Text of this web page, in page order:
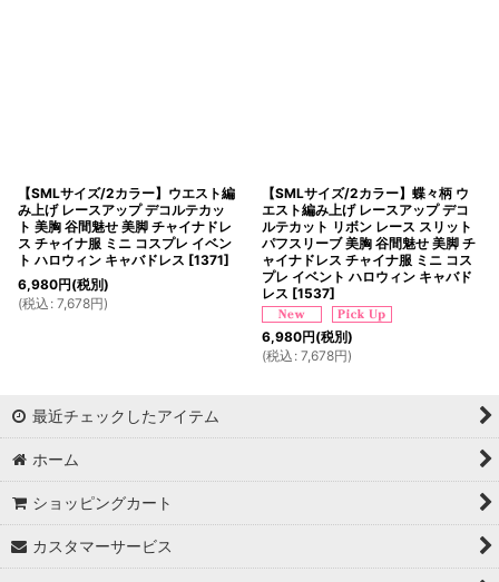
【SMLサイズ/2カラー】ウエスト編
み上げ レースアップ デコルテカッ
ト 美胸 谷間魅せ 美脚 チャイナドレ
ス チャイナ服 ミニ コスプレ イベン
ト ハロウィン キャバドレス [1371]
6,980円(税別)
(税込 : 7,678円)
【SMLサイズ/2カラー】蝶々柄 ウ
エスト編み上げ レースアップ デコ
ルテカット リボン レース スリット
パフスリーブ 美胸 谷間魅せ 美脚 チ
ャイナドレス チャイナ服 ミニ コス
プレ イベント ハロウィン キャバド
レス [1537]
6,980円(税別)
(税込 : 7,678円)
最近チェックしたアイテム
ホーム
ショッピングカート
カスタマーサービス